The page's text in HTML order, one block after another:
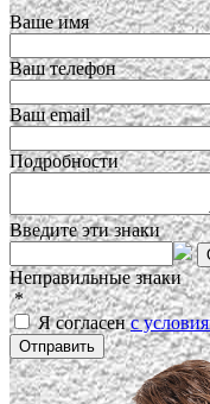
Ваше имя
Ваш телефон
Ваш email
Подробности
Введите эти знаки
Неправильные знаки
*
Я согласенс
Отправить